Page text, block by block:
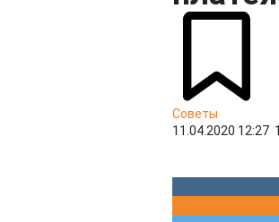
Советы
11.04.2020 12:27